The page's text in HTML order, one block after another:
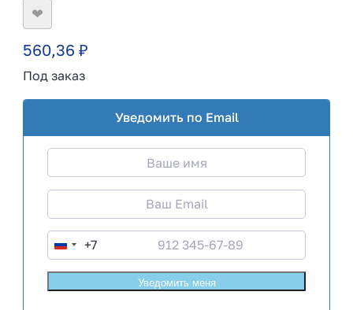
❤
560,36 ₽
Под заказ
Уведомить по Email
R
u
s
+7